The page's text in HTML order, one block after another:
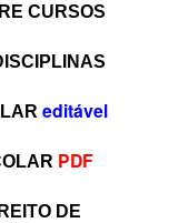
CURSOS
editável
PDF
DE